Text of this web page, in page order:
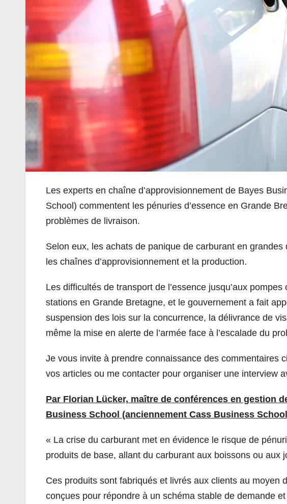
Les experts en chaîne d’approvisionnement de Bayes
School) commentent les pénuries d’essence en Grande
problèmes de livraison.
Selon eux, les achats de panique de carburant en
les chaînes d’approvisionnement et la production.
Les difficultés de transport de l’essence jusqu’aux
stations en Grande Bretagne, et le gouvernement a fait
suspension des lois sur la concurrence, la délivrance de
même la mise en alerte de l’armée face à l’escalade du
Je vous invite à prendre connaissance des commentaires
vos articles ou me contacter pour organiser une interview
Par Florian Lücker, maître de conférences en gestion
Business School (anciennement Cass Business
« La crise du carburant met en évidence le risque de
produits de base, allant du carburant aux boissons ou aux
Ces produits sont fabriqués et livrés aux clients au moyen
conçues pour répondre à un schéma stable de demande et